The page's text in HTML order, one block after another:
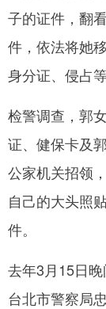
子的证件，翻
件，依法将她
身分证、侵占
检警调查，郭
证、健保卡及
公家机关招领
自己的大头照
件。
去年3月15日
台北市警察局